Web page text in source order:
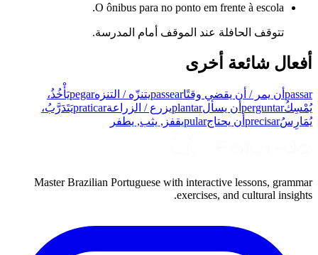
O ônibus para no ponto em frente à escola.
تتوقف الحافلة عند الموقف أمام المدرسة.
أفعال شائعة أخرى
passar أن يمر / أن يقضي وقتًاpassearيتنزّه / التنزهpegarيَأْخُذُ،
يُمْسِكُperguntar أن يسألplantarيزرع / الزراعةpraticarيَتَدَرَّبُ،
يُمَارِسُprecisar أن يحتاجpularيقفز, يثب, يطفر
Master Brazilian Portuguese with interactive lessons, grammar
exercises, and cultural insights.